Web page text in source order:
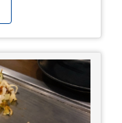
やっとこさ。 3
かかる事1つ
らせあり！ 気に
の訪問あり！ 気
りはお薦めで